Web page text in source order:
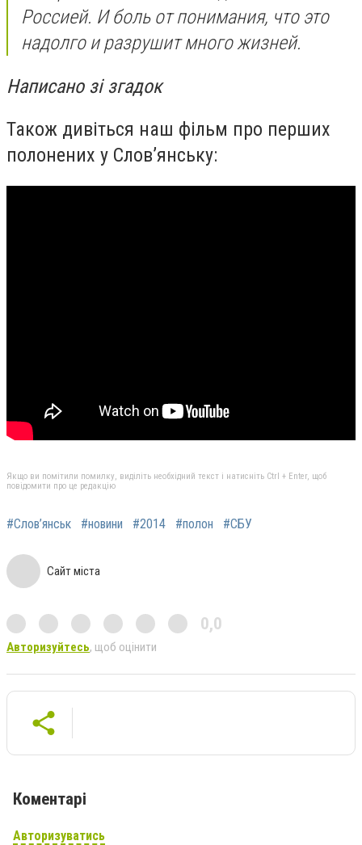
Россией. И боль от понимания, что это
надолго и разрушит много жизней.
Написано зі згадок
Також дивіться наш фільм про перших
полонених у Слов’янську:
Якщо ви помітили помилку, виділіть необхідний текст і натисніть Ctrl + Enter, щоб
повідомити про це редакцію
#Слов’янськ #новини #2014 #полон #СБУ
Сайт міста
0,0
Авторизуйтесь, щоб оцінити
Коментарі
Авторизуватись